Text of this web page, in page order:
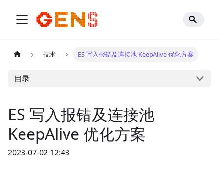
技术 ES 写入报错及连接池 KeepAlive 优化方案
目录
ES 写入报错及连接池
KeepAlive 优化方案
2023-07-02 12:43